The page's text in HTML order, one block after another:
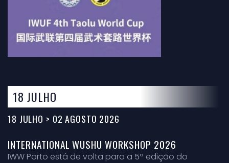
18 JULHO
18 JULHO > 02 AGOSTO 2026
INTERNATIONAL WUSHU WORKSHOP 2026
IWW Porto está de volta para a 5ª edição do